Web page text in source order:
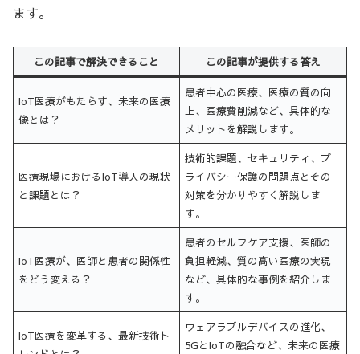
ます。
この記事で解決できること この記事が提供する答え
IoT医療がもたらす、未来の医療
像とは？
患者中心の医療、医療の質の向
上、医療費削減など、具体的な
メリットを解説します。
医療現場におけるIoT導入の現状
と課題とは？
技術的課題、セキュリティ、プ
ライバシー保護の問題点とその
対策を分かりやすく解説しま
す。
IoT医療が、医師と患者の関係性
をどう変える？
患者のセルフケア支援、医師の
負担軽減、質の高い医療の実現
など、具体的な事例を紹介しま
す。
IoT医療を変革する、最新技術ト
ウェアラブルデバイスの進化、
5GとIoTの融合など、未来の医療